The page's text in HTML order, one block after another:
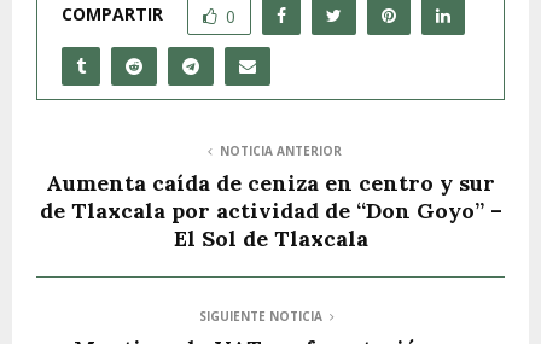
COMPARTIR 0
NOTICIA ANTERIOR
Aumenta caída de ceniza en centro y sur
de Tlaxcala por actividad de “Don Goyo” –
El Sol de Tlaxcala
SIGUIENTE NOTICIA